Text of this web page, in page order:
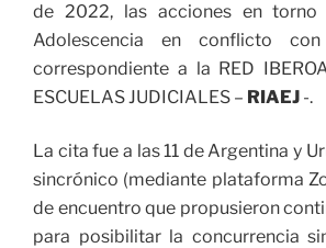
de 2022, las acciones en torno
Adolescencia en conflicto
correspondiente a la RED
ESCUELAS JUDICIALES – RIAEJ -.
La cita fue a las 11 de Argentina y
sincrónico (mediante plataforma
de encuentro que propusieron
para posibilitar la concurrencia